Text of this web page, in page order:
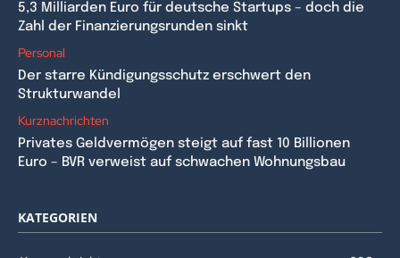
5,3 Milliarden Euro für deutsche Startups – doch die
Zahl der Finanzierungsrunden sinkt
Personal
Der starre Kündigungsschutz erschwert den
Strukturwandel
Kurznachrichten
Privates Geldvermögen steigt auf fast 10 Billionen
Euro – BVR verweist auf schwachen Wohnungsbau
KATEGORIEN